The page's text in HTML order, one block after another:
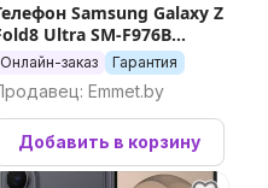
Samsung Galaxy Z
Ultra SM-F976B
12GB/512GB (бежевый)
Онлайн-заказ Гарантия
Emmet.by
Добавить в корзину